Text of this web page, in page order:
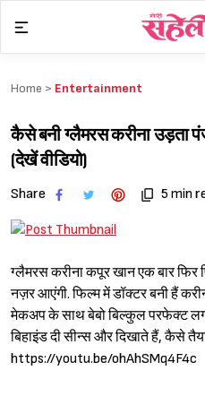
content
Home > Entertainment
कैसे बनी ग्लैमरस करीना उड़ता
(देखें वीडियो)
Share 5 min
ग्लैमरस करीना कपूर खान एक बार फिर
नज़र आएंगी. फिल्म में डॉक्टर बनी हैं
मेकअप के साथ बेबो बिल्कुल परफेक्ट
बिहाइंड दी सीन्स और दिखाते हैं, कैसे
https://youtu.be/ohAhSMq4F4c